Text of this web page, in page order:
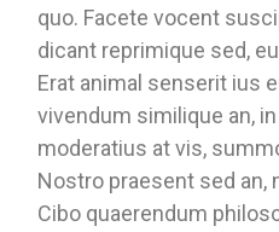
quo. Facete vocent
dicant reprimique sed,
Erat animal senserit ius
vivendum similique an,
moderatius at vis,
Nostro praesent sed an,
Cibo quaerendum